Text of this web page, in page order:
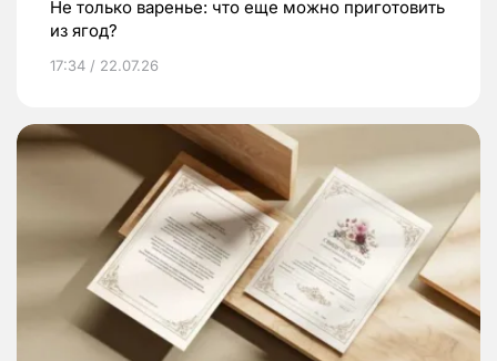
Не только варенье: что еще можно приготовить
из ягод?
17:34 / 22.07.26